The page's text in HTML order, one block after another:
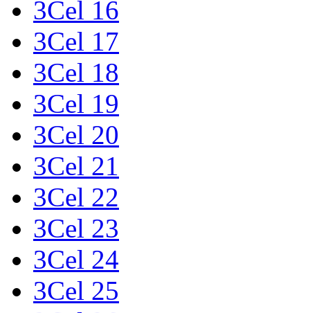
3Cel 16
3Cel 17
3Cel 18
3Cel 19
3Cel 20
3Cel 21
3Cel 22
3Cel 23
3Cel 24
3Cel 25